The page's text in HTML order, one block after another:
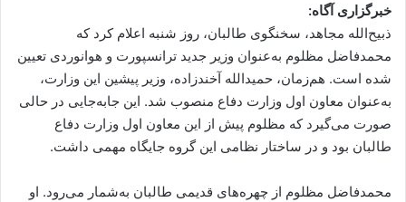
خبرگزاری آگاه:
ذبیح‌الله مجاهد، سخنگوی طالبان، روز شنبه اعلام کرد که
محمدفاضل مظلوم به‌عنوان وزیر جدید ترانسپورت و هوانوردی تعیین
شده است. هم‌زمان، حمیدالله آخندزاده، وزیر پیشین این وزارت،
به‌عنوان معاون اول وزارت دفاع منصوب شد. این جابه‌جایی در حالی
صورت می‌گیرد که مظلوم پیش از این معاون اول وزارت دفاع
طالبان بود و در ساختار نظامی این گروه جایگاه مهمی داشت.
محمدفاضل مظلوم از چهره‌های قدیمی طالبان به‌شمار می‌رود. او